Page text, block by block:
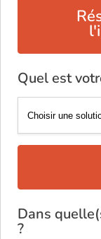
Quel est
Dans
?